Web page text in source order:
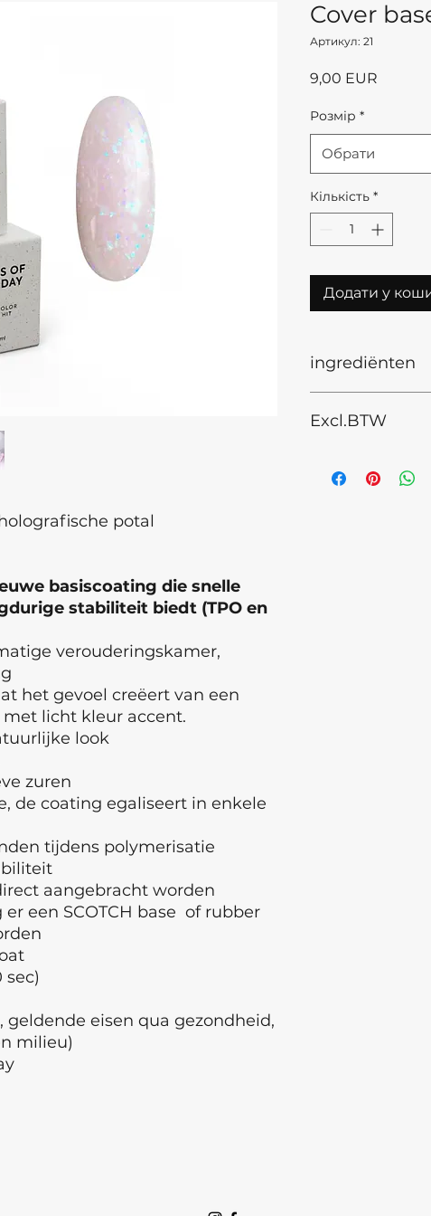
potal
basiscoating die snelle
stabiliteit biedt (TPO en
verouderingskamer,
het gevoel creëert van een
licht kleur accent.
look
zuren
de coating egaliseert in enkele
tijdens polymerisatie
aangebracht worden
een SCOTCH base of rubber
sec)
geldende eisen qua gezondheid,
milieu)
Cover
Артикул: 21
9,00 EUR
Розмір *
Обрати
Кількість *
Додати у
ingrediënten
Dimeticone,
cause an allergic
Excl.BTW